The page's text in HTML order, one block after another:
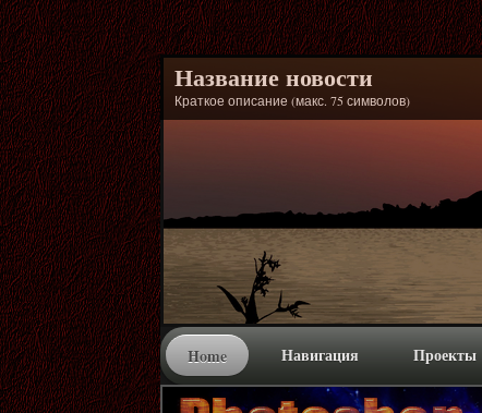
Название новости
Краткое описание (макс. 75 символов)
Home Навигация Проекты